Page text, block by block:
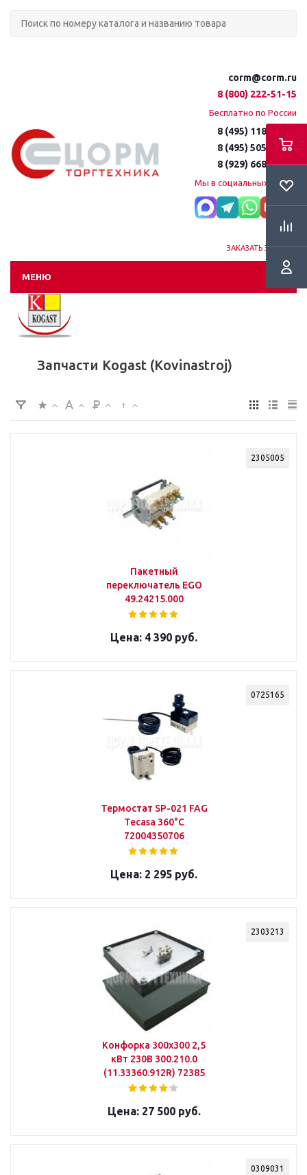
corm@corm.ru
8 (800) 222-51-15
Бесплатно по России
8 (495) 118-61-16
8 (495) 505-51-15
8 (929) 668-95-35
Мы в социальных сетях:
ЗАКАЗАТЬ ЗВОНОК
МЕНЮ
Запчасти Kogast (Kovinastroj)
2305005
Пакетный
переключатель EGO
49.24215.000
4 390 руб.
0725165
Термостат SP-021 FAG
Tecasa 360°C
72004350706
2 295 руб.
2303213
Конфорка 300х300 2,5
кВт 230В 300.210.0
(11.33360.912R) 72385
27 500 руб.
0309031